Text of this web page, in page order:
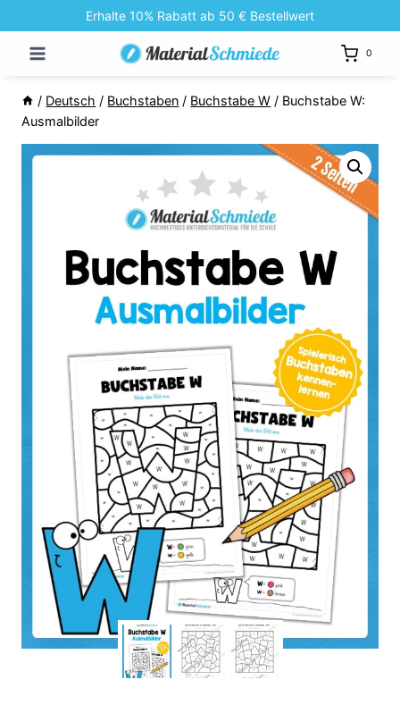
Inhalt
springen
Erhalte 10% Rabatt ab 50 € Bestellwert
0
/ Deutsch / Buchstaben / Buchstabe W / Buchstabe W:
Ausmalbilder